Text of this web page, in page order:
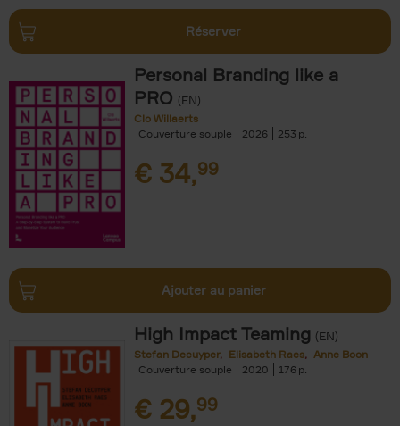
Réserver
Personal Branding like a
PRO (EN)
Clo Willaerts
Couverture souple
2026 253
€ 34,99
Ajouter au panier
High Impact Teaming (EN)
Stefan Decuyper Elisabeth Raes
Anne Boon
Couverture souple
2020 176
€ 29,99